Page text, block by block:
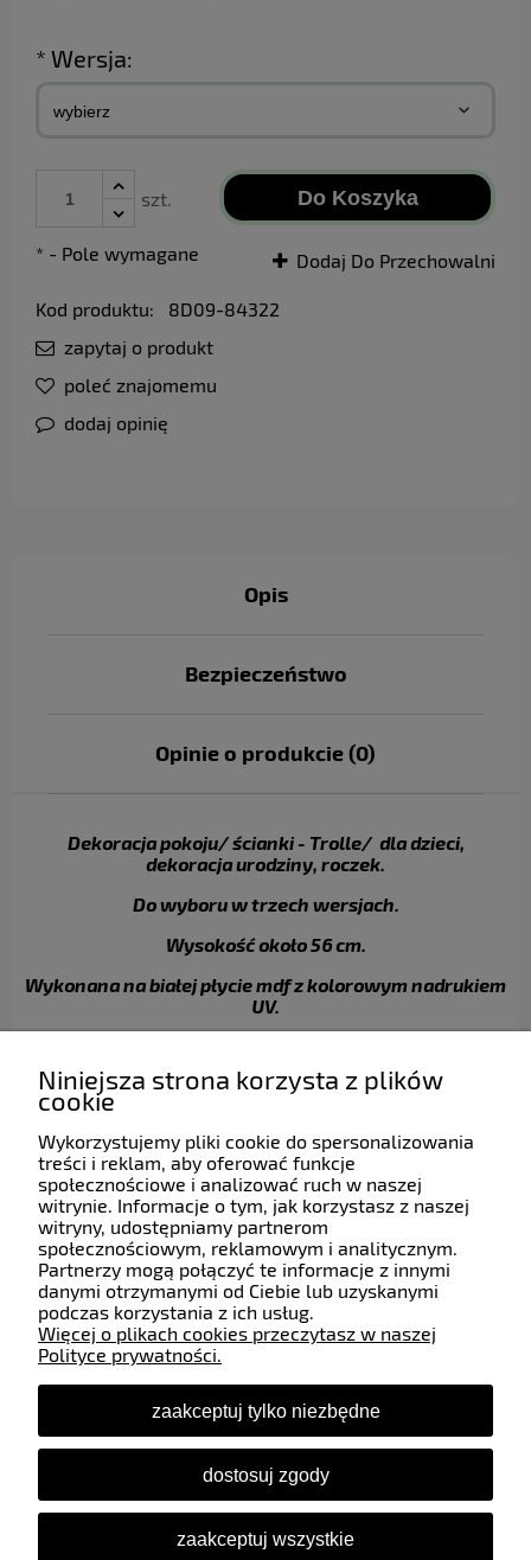
* Wersja:
szt. Do Koszyka
Dodaj Do Przechowalni
* - Pole wymagane
Kod produktu:
8D09-84322
zapytaj o produkt
poleć znajomemu
dodaj opinię
Opis
Bezpieczeństwo
Opinie o produkcie (0)
Dekoracja pokoju/ ścianki - Trolle/ dla dzieci,
dekoracja urodziny, roczek.
Do wyboru w trzech wersjach.
Wysokość około 56 cm.
Wykonana na białej płycie mdf z kolorowym nadrukiem
UV.
Pomoc
Moje konto
Płatności i dostawa
Informacje
O nas
Śledź nas
Niniejsza strona korzysta z plików
cookie
Wykorzystujemy pliki cookie do spersonalizowania
treści i reklam, aby oferować funkcje
społecznościowe i analizować ruch w naszej
witrynie. Informacje o tym, jak korzystasz z naszej
witryny, udostępniamy partnerom
społecznościowym, reklamowym i analitycznym.
Partnerzy mogą połączyć te informacje z innymi
danymi otrzymanymi od Ciebie lub uzyskanymi
podczas korzystania z ich usług.
Więcej o plikach cookies przeczytasz w naszej
Polityce prywatności.
zaakceptuj tylko niezbędne
dostosuj zgody
zaakceptuj wszystkie